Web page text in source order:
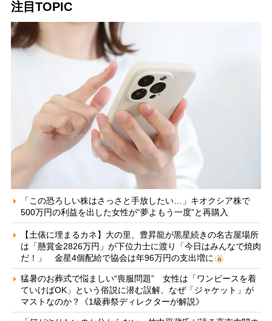
注目TOPIC
「この恐ろしい株はさっさと手放したい…」キオクシア株で
500万円の利益を出した女性が“夢よもう一度”と再購入
【土俵に埋まるカネ】大の里、豊昇龍が黒星続きの名古屋場所
は「懸賞金2826万円」が下位力士に渡り「今日はみんなで焼肉
だ！」 金星4個配給で協会は年96万円の支出増に
猛暑のお葬式で悩ましい“喪服問題” 女性は「ワンピースを着
ていけばOK」という俗説に潜む誤解、なぜ「ジャケット」が
マストなのか？《1級葬祭ディレクターが解説》